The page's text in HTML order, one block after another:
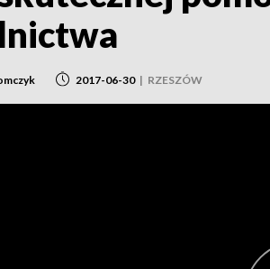
2017-06-30 | RZESZÓW